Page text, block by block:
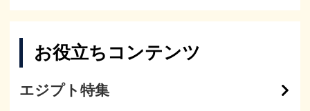
お役立ちコンテンツ
エジプト特集